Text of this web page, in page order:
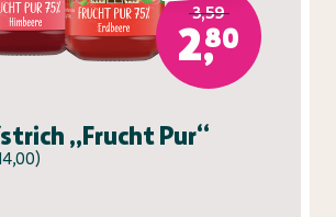
3,59
2,80
„Frucht Pur“
)